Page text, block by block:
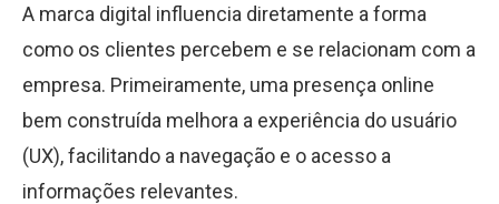
A marca digital influencia diretamente a forma
como os clientes percebem e se relacionam com a
empresa. Primeiramente, uma presença online
bem construída melhora a experiência do usuário
(UX), facilitando a navegação e o acesso a
informações relevantes.